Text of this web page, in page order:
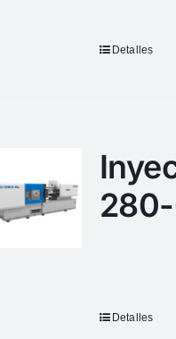
Detalles
Detalles